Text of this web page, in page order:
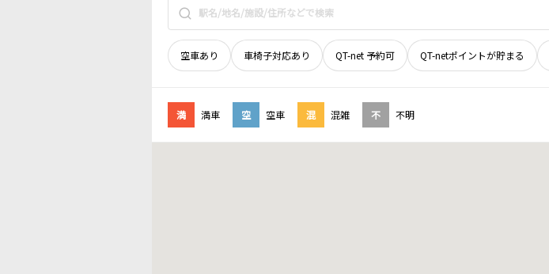
空車あり 車椅子対応あり QT-net 予約可 QT-netポイントが貯まる
満 満車 空 空車 混 混雑 不 不明